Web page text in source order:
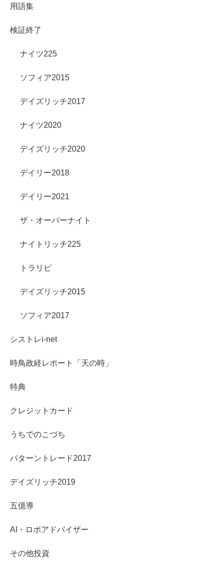
用語集
検証終了
ナイツ225
ソフィア2015
デイズリッチ2017
ナイツ2020
デイズリッチ2020
デイリー2018
デイリー2021
ザ・オーバーナイト
ナイトリッチ225
トラリピ
デイズリッチ2015
ソフィア2017
シストレi-net
時鳥政経レポート「天の時」
特典
クレジットカード
うちでのこづち
パターントレード2017
デイズリッチ2019
五億導
AI・ロボアドバイザー
その他投資